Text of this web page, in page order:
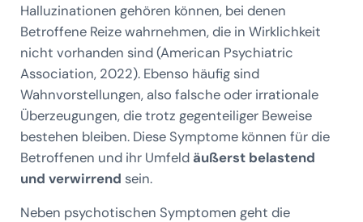
Halluzinationen gehören können, bei denen
Betroffene Reize wahrnehmen, die in Wirklichkeit
nicht vorhanden sind (American Psychiatric
Association, 2022). Ebenso häufig sind
Wahnvorstellungen, also falsche oder irrationale
Überzeugungen, die trotz gegenteiliger Beweise
bestehen bleiben. Diese Symptome können für die
Betroffenen und ihr Umfeld äußerst belastend
und verwirrend sein.
Neben psychotischen Symptomen geht die